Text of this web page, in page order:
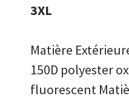
3XL
Matière
150D polyester
fluorescent